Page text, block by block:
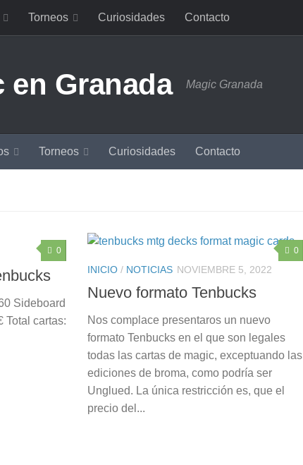
Torneos Curiosidades Contacto
Magic Granada
Torneos Curiosidades Contacto
0
Sideboard
Total cartas:
0
INICIO / NOTICIAS NOVIEMBRE 5, 2022
Nuevo formato Tenbucks
Nos complace presentaros un nuevo
formato Tenbucks en el que son legales
todas las cartas de magic, exceptuando las
ediciones de broma, como podría ser
Unglued. La única restricción es, que el
precio del...